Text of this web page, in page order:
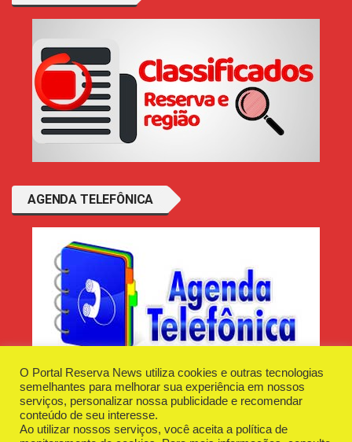
AGENDA TELEFÔNICA
Desenvolvido e Hospedado porPlugin Informática
O Portal Reserva News utiliza cookies e outras tecnologias
semelhantes para melhorar sua experiência em nossos
serviços, personalizar nossa publicidade e recomendar
conteúdo de seu interesse.
Ao utilizar nossos serviços, você aceita a política de